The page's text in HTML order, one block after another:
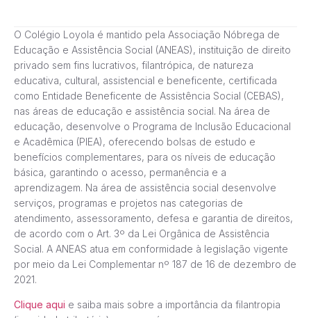
O Colégio Loyola é mantido pela Associação Nóbrega de
Educação e Assistência Social (ANEAS), instituição de direito
privado sem fins lucrativos, filantrópica, de natureza
educativa, cultural, assistencial e beneficente, certificada
como Entidade Beneficente de Assistência Social (CEBAS),
nas áreas de educação e assistência social. Na área de
educação, desenvolve o Programa de Inclusão Educacional
e Acadêmica (PIEA), oferecendo bolsas de estudo e
benefícios complementares, para os níveis de educação
básica, garantindo o acesso, permanência e a
aprendizagem. Na área de assistência social desenvolve
serviços, programas e projetos nas categorias de
atendimento, assessoramento, defesa e garantia de direitos,
de acordo com o Art. 3º da Lei Orgânica de Assistência
Social. A ANEAS atua em conformidade à legislação vigente
por meio da Lei Complementar nº 187 de 16 de dezembro de
2021.
Clique aqui e saiba mais sobre a importância da filantropia